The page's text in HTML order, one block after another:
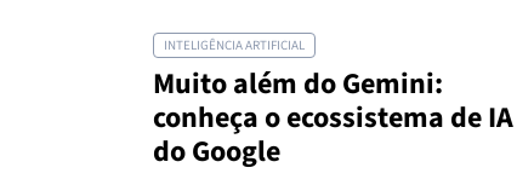
INTELIGÊNCIA ARTIFICIAL
Muito além do Gemini:
conheça o ecossistema de IA
do Google